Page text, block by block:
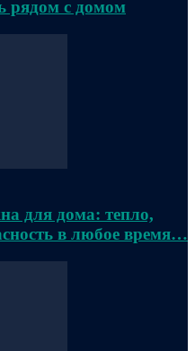
рядом с домом
для дома: тепло,
в любое время…